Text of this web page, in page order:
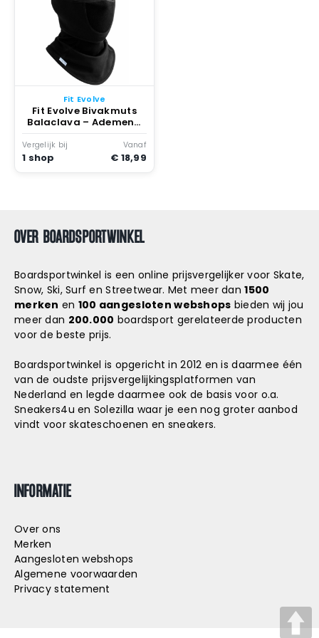
Fit Evolve
Fit Evolve Bivakmuts
Balaclava – Ademend
Gezichtsmasker en
Helmmuts voor Ski Fiets
Motor en Koude Dagen
Vergelijk bij
1 shop
Vanaf
€ 18,99
OVER BOARDSPORTWINKEL
Boardsportwinkel is een online prijsvergelijker voor Skate,
Snow, Ski, Surf en Streetwear. Met meer dan1500
merken en 100 aangesloten webshops bieden wij jou
meer dan 200.000 boardsport gerelateerde producten
voor de beste prijs.
Boardsportwinkel is opgericht in 2012 en is daarmee één
van de oudste prijsvergelijkingsplatformen van
Nederland en legde daarmee ook de basis voor o.a.
Sneakers4u en Solezilla waar je een nog groter aanbod
vindt voor skateschoenen en sneakers.
INFORMATIE
Over ons
Merken
Aangesloten webshops
Algemene voorwaarden
Privacy statement